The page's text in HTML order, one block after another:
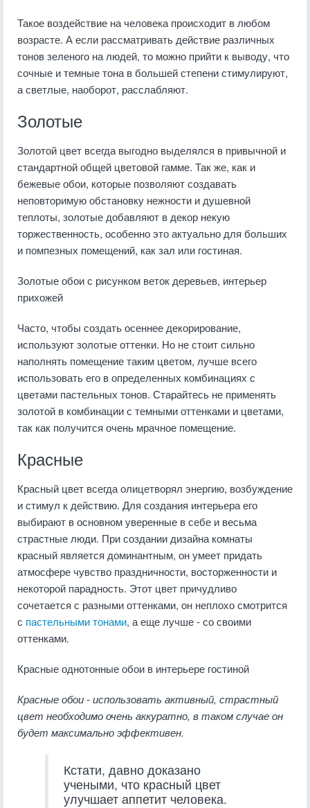
Такое воздействие на человека происходит в любом
возрасте. А если рассматривать действие различных
тонов зеленого на людей, то можно прийти к выводу, что
сочные и темные тона в большей степени стимулируют,
а светлые, наоборот, расслабляют.
Золотые
Золотой цвет всегда выгодно выделялся в привычной и
стандартной общей цветовой гамме. Так же, как и
бежевые обои, которые позволяют создавать
неповторимую обстановку нежности и душевной
теплоты, золотые добавляют в декор некую
торжественность, особенно это актуально для больших
и помпезных помещений, как зал или гостиная.
Золотые обои с рисунком веток деревьев, интерьер
прихожей
Часто, чтобы создать осеннее декорирование,
используют золотые оттенки. Но не стоит сильно
наполнять помещение таким цветом, лучше всего
использовать его в определенных комбинациях с
цветами пастельных тонов. Старайтесь не применять
золотой в комбинации с темными оттенками и цветами,
так как получится очень мрачное помещение.
Красные
Красный цвет всегда олицетворял энергию, возбуждение
и стимул к действию. Для создания интерьера его
выбирают в основном уверенные в себе и весьма
страстные люди. При создании дизайна комнаты
красный является доминантным, он умеет придать
атмосфере чувство праздничности, восторженности и
некоторой парадность. Этот цвет причудливо
сочетается с разными оттенками, он неплохо смотрится
с пастельными тонами, а еще лучше - со своими
оттенками.
Красные однотонные обои в интерьере гостиной
Красные обои - использовать активный, страстный
цвет необходимо очень аккуратно, в таком случае он
будет максимально эффективен.
Кстати, давно доказано
учеными, что красный цвет
улучшает аппетит человека.